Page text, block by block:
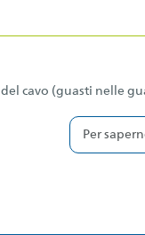
cavo (guasti nelle
Per